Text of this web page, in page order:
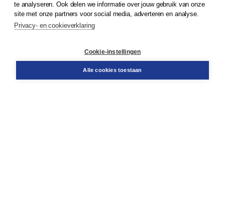
Klantenservice
Service & informatie
Contact
te analyseren. Ook delen we informatie over jouw gebruik van onze
site met onze partners voor social media, adverteren en analyse.
Privacy- en cookieverklaring
Cookie-instellingen
Alle cookies toestaan